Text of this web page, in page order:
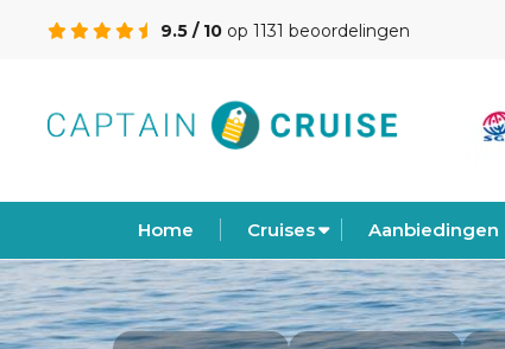
9.5 / 10 op 1131 beoordelingen
Home Cruises Aanbiedingen